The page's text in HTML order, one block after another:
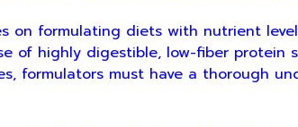
diets with nutrient
of highly digestible, low-fiber protein
formulators must have a thorough